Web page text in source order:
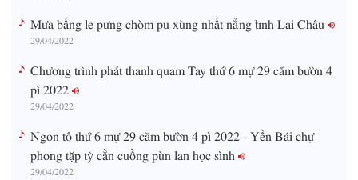
Mưa bấng le pưng chòm pu xùng nhất nẳng tỉnh Lai Châu
29/04/2022
Chương trình phát thanh quam Tay thứ 6 mự 29 căm bườn 4
pì 2022
29/04/2022
Ngon tô thứ 6 mự 29 căm bườn 4 pì 2022 - Yền Bái chự
phong tặp tỳ cằn cuồng pùn lan học sình
29/04/2022